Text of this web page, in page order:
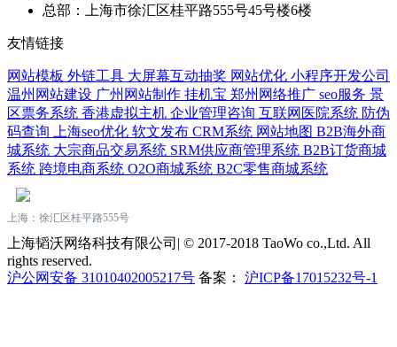
总部：上海市徐汇区桂平路555号45号楼6楼
友情链接
网站模板 外链工具 大屏幕互动抽奖 网站优化 小程序开发公司
温州网站建设 广州网站制作 挂机宝 郑州网络推广 seo服务 景
区票务系统 香港虚拟主机 企业管理咨询 互联网医院系统 防伪
码查询
上海seo优化 软文发布 CRM系统 网站地图 B2B海外商
城系统 大宗商品交易系统 SRM供应商管理系统 B2B订货商城
系统 跨境电商系统 O2O商城系统 B2C零售商城系统
上海：徐汇区桂平路555号
上海韬沃网络科技有限公司| © 2017-2018 TaoWo co.,Ltd. All
rights reserved.
沪公网安备 31010402005217号 备案： 沪ICP备17015232号-1